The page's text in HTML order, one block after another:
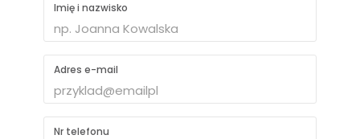
Imię i nazwisko
Adres e-mail
Nr telefonu